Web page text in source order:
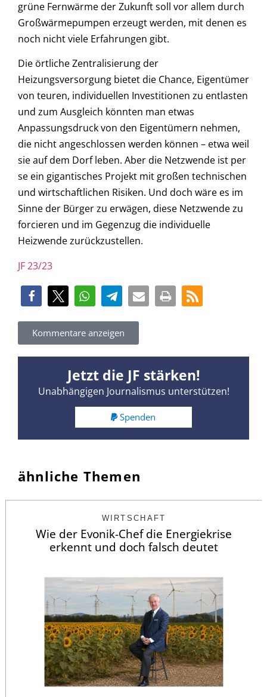
grüne Fernwärme der Zukunft soll vor allem durch
Großwärmepumpen erzeugt werden, mit denen es
noch nicht viele Erfahrungen gibt.
Die örtliche Zentralisierung der
Heizungsversorgung bietet die Chance, Eigentümer
von teuren, individuellen Investitionen zu entlasten
und zum Ausgleich könnten man etwas
Anpassungsdruck von den Eigentümern nehmen,
die nicht angeschlossen werden können – etwa weil
sie auf dem Dorf leben. Aber die Netzwende ist per
se ein gigantisches Projekt mit großen technischen
und wirtschaftlichen Risiken. Und doch wäre es im
Sinne der Bürger zu erwägen, diese Netzwende zu
forcieren und im Gegenzug die individuelle
Heizwende zurückzustellen.
JF 23/23
Kommentare anzeigen
Jetzt die JF stärken!
Unabhängigen Journalismus unterstützen!
Spenden
ähnliche Themen
WIRTSCHAFT
Wie der Evonik-Chef die Energiekrise
erkennt und doch falsch deutet